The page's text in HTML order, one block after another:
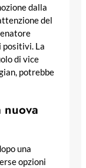
dalla
del
positivi. La
di vice
potrebbe
nuova
una
opzioni